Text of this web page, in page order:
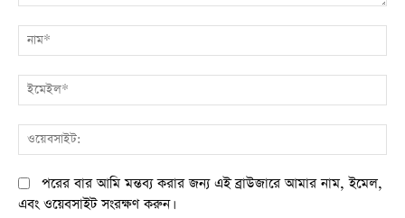
মন্তব্য:
পরের বার আমি মন্তব্য করার জন্য এই ব্রাউজারে আমার নাম, ইমেল,
এবং ওয়েবসাইট সংরক্ষণ করুন।